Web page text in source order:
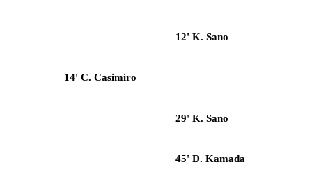
12' K. Sano
14' C. Casimiro
29' K. Sano
45' D. Kamada